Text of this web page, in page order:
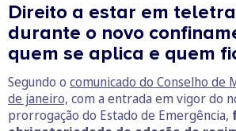
Direito a estar em
durante o novo
quem se aplica e quem
Segundo o comunicado do Conselho de
de janeiro, com a entrada em vigor do
prorrogação do Estado de Emergência,